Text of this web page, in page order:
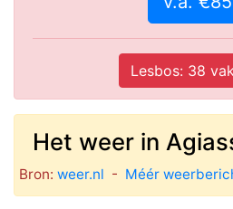
Lesbos: 38
Het weer in
Bron: weer.nl - Méér